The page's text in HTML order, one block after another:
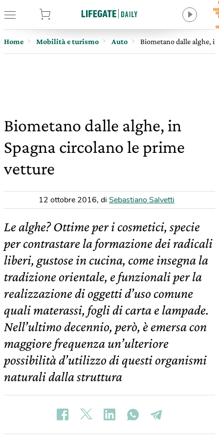
Home Mobilità e turismo Auto Biometano dalle alghe,
Biometano dalle alghe, in
Spagna circolano le prime
vetture
12 ottobre 2016, di Sebastiano Salvetti
Le alghe? Ottime per i cosmetici, specie
per contrastare la formazione dei radicali
liberi, gustose in cucina, come insegna la
tradizione orientale, e funzionali per la
realizzazione di oggetti d’uso comune
quali materassi, fogli di carta e lampade.
Nell’ultimo decennio, però, è emersa con
maggiore frequenza un’ulteriore
possibilità d’utilizzo di questi organismi
naturali dalla struttura